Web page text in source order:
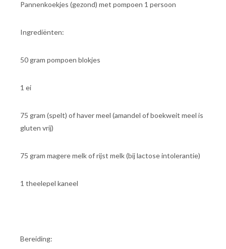
Pannenkoekjes (gezond) met pompoen 1 persoon
Ingrediënten:
50 gram pompoen blokjes
1 ei
75 gram (spelt) of haver meel (amandel of boekweit meel is
gluten vrij)
75 gram magere melk of rijst melk (bij lactose intolerantie)
1 theelepel kaneel
Bereiding: